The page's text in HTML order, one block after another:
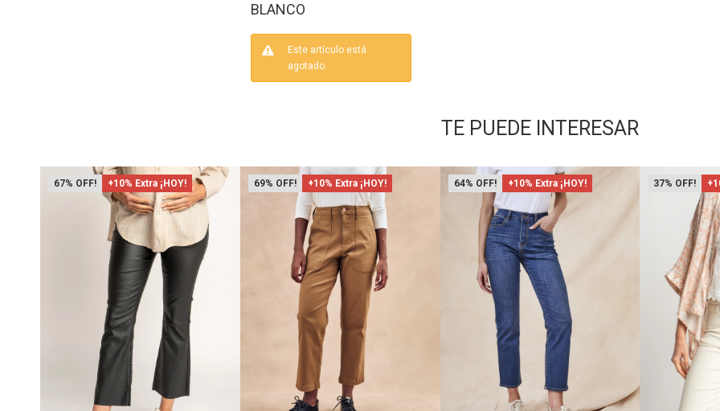
BLANCO
Este artículo está
agotado.
TE PUEDE INTERESAR
67 +10% Extra ¡HOY! 69 +10% Extra ¡HOY! 64 +10% Extra ¡HOY! 37